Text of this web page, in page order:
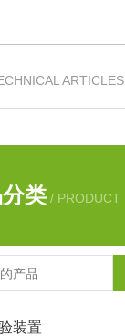
ARTICLES
类 / PRODUCT
装置